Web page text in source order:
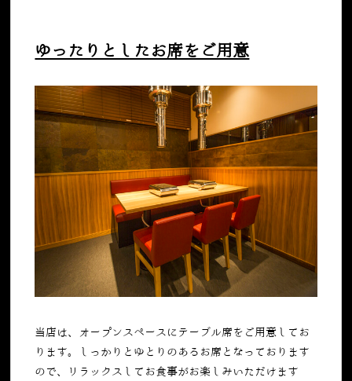
ゆったりとしたお席をご用意
当店は、オープンスペースにテーブル席をご用意してお
ります。しっかりとゆとりのあるお席となっております
ので、リラックスしてお食事がお楽しみいただけます